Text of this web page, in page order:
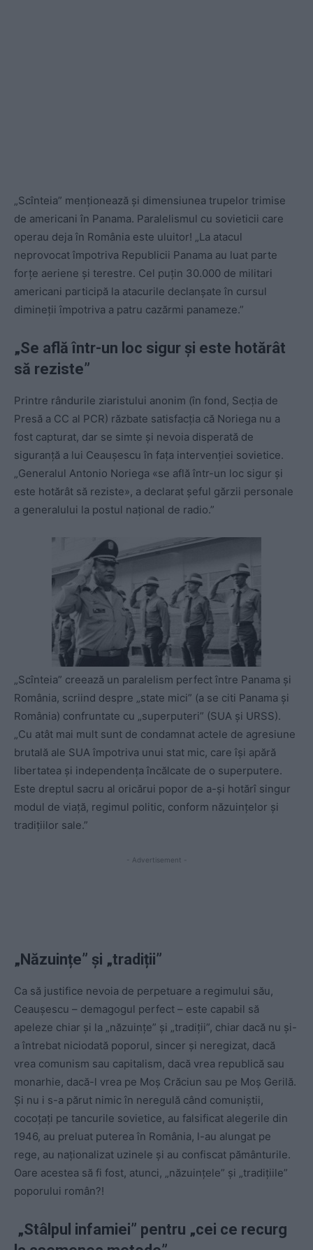
„Scînteia” menţionează şi dimensiunea trupelor trimise
de americani în Panama. Paralelismul cu sovieticii care
operau deja în România este uluitor! „La atacul
neprovocat împotriva Republicii Panama au luat parte
forţe aeriene şi terestre. Cel puţin 30.000 de militari
americani participă la atacurile declanşate în cursul
dimineţii împotriva a patru cazărmi panameze.”
„Se află într-un loc sigur şi este hotărât
să reziste”
Printre rândurile ziaristului anonim (în fond, Secţia de
Presă a CC al PCR) răzbate satisfacţia că Noriega nu a
fost capturat, dar se simte şi nevoia disperată de
siguranţă a lui Ceauşescu în faţa intervenţiei sovietice.
„Generalul Antonio Noriega «se află într-un loc sigur şi
este hotărât să reziste», a declarat şeful gărzii personale
a generalului la postul naţional de radio.”
„Scînteia” creează un paralelism perfect între Panama şi
România, scriind despre „state mici” (a se citi Panama şi
România) confruntate cu „superputeri” (SUA şi URSS).
„Cu atât mai mult sunt de condamnat actele de agresiune
brutală ale SUA împotriva unui stat mic, care îşi apără
libertatea şi independenţa încălcate de o superputere.
Este dreptul sacru al oricărui popor de a-şi hotărî singur
modul de viaţă, regimul politic, conform năzuinţelor şi
tradiţiilor sale.”
- Advertisement -
„Năzuințe” şi „tradiții”
Ca să justifice nevoia de perpetuare a regimului său,
Ceauşescu – demagogul perfect – este capabil să
apeleze chiar şi la „năzuinţe” şi „tradiţii”, chiar dacă nu şi-
a întrebat niciodată poporul, sincer şi neregizat, dacă
vrea comunism sau capitalism, dacă vrea republică sau
monarhie, dacă-l vrea pe Moş Crăciun sau pe Moş Gerilă.
Şi nu i s-a părut nimic în neregulă când comuniştii,
cocoţaţi pe tancurile sovietice, au falsificat alegerile din
1946, au preluat puterea în România, l-au alungat pe
rege, au naţionalizat uzinele şi au confiscat pământurile.
Oare acestea să fi fost, atunci, „năzuinţele” şi „tradiţiile”
poporului român?!
„Stâlpul infamiei” pentru „cei ce recurg